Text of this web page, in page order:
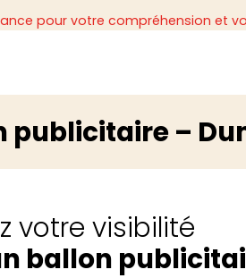
pour votre compréhension et
publicitaire –
votre visibilité
ballon